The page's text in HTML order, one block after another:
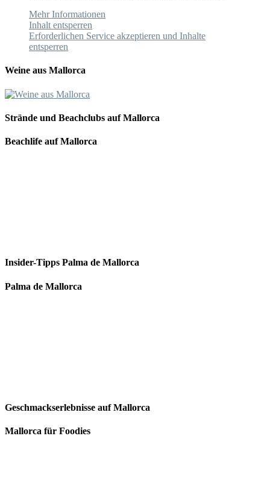
Mehr Informationen
Inhalt entsperren
Erforderlichen Service akzeptieren und Inhalte
entsperren
Weine aus Mallorca
Strände und Beachclubs auf Mallorca
Beachlife auf Mallorca
Insider-Tipps Palma de Mallorca
Palma de Mallorca
Geschmackserlebnisse auf Mallorca
Mallorca für Foodies